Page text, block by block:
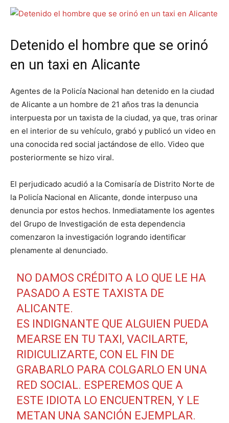
Detenido el hombre que se orinó
en un taxi en Alicante
Agentes de la Policía Nacional han detenido en la ciudad
de Alicante a un hombre de 21 años tras la denuncia
interpuesta por un taxista de la ciudad, ya que, tras orinar
en el interior de su vehículo, grabó y publicó un video en
una conocida red social jactándose de ello. Video que
posteriormente se hizo viral.
El perjudicado acudió a la Comisaría de Distrito Norte de
la Policía Nacional en Alicante, donde interpuso una
denuncia por estos hechos. Inmediatamente los agentes
del Grupo de Investigación de esta dependencia
comenzaron la investigación logrando identificar
plenamente al denunciado.
NO DAMOS CRÉDITO A LO QUE LE HA
PASADO A ESTE TAXISTA DE
ALICANTE.
ES INDIGNANTE QUE ALGUIEN PUEDA
MEARSE EN TU TAXI, VACILARTE,
RIDICULIZARTE, CON EL FIN DE
GRABARLO PARA COLGARLO EN UNA
RED SOCIAL. ESPEREMOS QUE A
ESTE IDIOTA LO ENCUENTREN, Y LE
METAN UNA SANCIÓN EJEMPLAR.